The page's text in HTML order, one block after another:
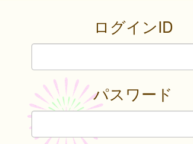
ログインID
パスワード